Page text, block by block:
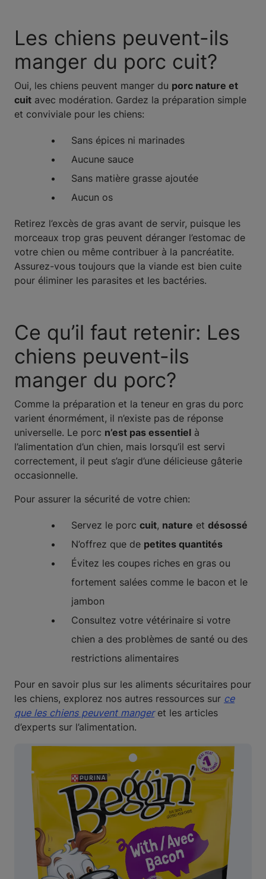
Les chiens peuvent-ils
manger du porc cuit?
Oui, les chiens peuvent manger du porc nature et
cuit avec modération. Gardez la préparation simple
et conviviale pour les chiens:
Sans épices ni marinades
Aucune sauce
Sans matière grasse ajoutée
Aucun os
Retirez l’excès de gras avant de servir, puisque les
morceaux trop gras peuvent déranger l’estomac de
votre chien ou même contribuer à la pancréatite.
Assurez-vous toujours que la viande est bien cuite
pour éliminer les parasites et les bactéries.
Ce qu’il faut retenir: Les
chiens peuvent-ils
manger du porc?
Comme la préparation et la teneur en gras du porc
varient énormément, il n’existe pas de réponse
universelle. Le porc n’est pas essentiel à
l’alimentation d’un chien, mais lorsqu’il est servi
correctement, il peut s’agir d’une délicieuse gâterie
occasionnelle.
Pour assurer la sécurité de votre chien:
Servez le porc cuit, nature et désossé
N’offrez que de petites quantités
Évitez les coupes riches en gras ou
fortement salées comme le bacon et le
jambon
Consultez votre vétérinaire si votre
chien a des problèmes de santé ou des
restrictions alimentaires
Pour en savoir plus sur les aliments sécuritaires pour
les chiens, explorez nos autres ressources sur ce
que les chiens peuvent mangeret les articles
d’experts sur l’alimentation.